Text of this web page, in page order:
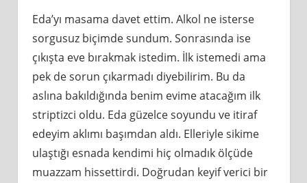
Eda’yı masama davet ettim. Alkol ne isterse
sorgusuz biçimde sundum. Sonrasında ise
çıkışta eve bırakmak istedim. İlk istemedi ama
pek de sorun çıkarmadı diyebilirim. Bu da
aslına bakıldığında benim evime atacağım ilk
striptizci oldu. Eda güzelce soyundu ve itiraf
edeyim aklımı başımdan aldı. Elleriyle sikime
ulaştığı esnada kendimi hiç olmadık ölçüde
muazzam hissettirdi. Doğrudan keyif verici bir